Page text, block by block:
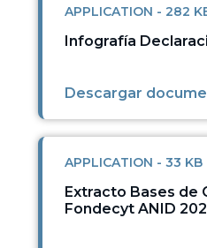
APPLICATION - 282
Infografía
Descargar
APPLICATION - 33 KB
Extracto Bases de
Fondecyt ANID